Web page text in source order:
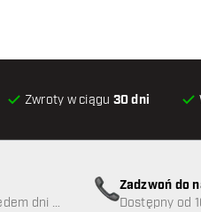
Zwroty w ciągu 30 dni
klienta niedostępna
dni w
Zadzwoń do
89
Dostępny od